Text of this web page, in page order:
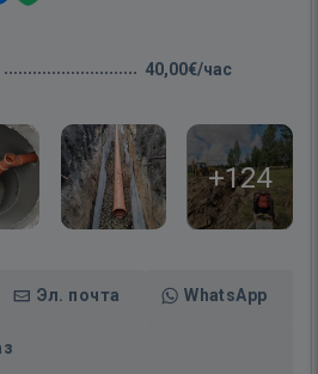
40,00€/час
+124
Эл. почта WhatsApp